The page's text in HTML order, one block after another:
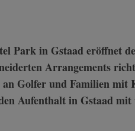
Arrangements
an Golfer und Familien mit
Aufenthalt in Gstaad